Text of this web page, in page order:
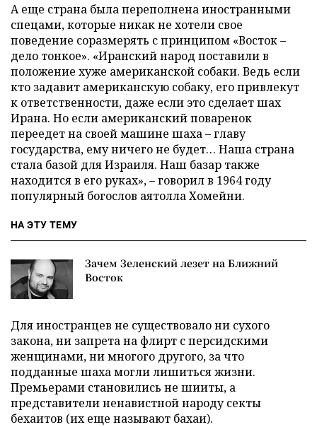
А еще страна была переполнена иностранными
спецами, которые никак не хотели свое
поведение соразмерять с принципом «Восток –
дело тонкое». «Иранский народ поставили в
положение хуже американской собаки. Ведь если
кто задавит американскую собаку, его привлекут
к ответ­ственности, даже если это сделает шах
Ирана. Но если американский поваренок
переедет на своей машине шаха – главу
государства, ему ничего не будет… Наша страна
стала базой для Израиля. Наш базар также
находится в его руках», – говорил в 1964 году
популярный богослов аятолла Хомейни.
НА ЭТУ ТЕМУ
Зачем Зеленский лезет на Ближний
Восток
Для иностранцев не существовало ни сухого
закона, ни запрета на флирт с персидскими
женщинами, ни многого другого, за что
подданные шаха могли лишиться жизни.
Премьерами становились не шииты, а
представители ненавистной народу секты
бехаитов (их еще называют бахаи).